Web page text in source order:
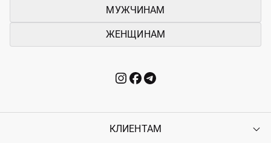
МУЖЧИНАМ
ЖЕНЩИНАМ
КЛИЕНТАМ